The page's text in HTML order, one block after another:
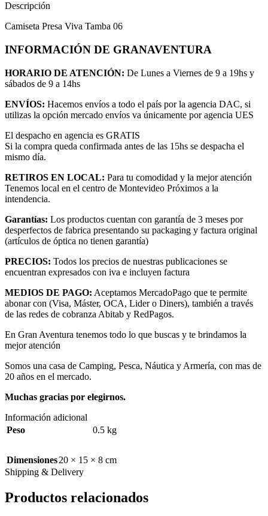
Descripción
Camiseta Presa Viva Tamba 06
INFORMACIÓN DE GRANAVENTURA
HORARIO DE ATENCIÓN: De Lunes a Viernes de 9 a 19hs y
sábados de 9 a 14hs
ENVÍOS: Hacemos envíos a todo el país por la agencia DAC, si
utilizas la opción mercado envíos va únicamente por agencia UES
El despacho en agencia es GRATIS
Si la compra queda confirmada antes de las 15hs se despacha el
mismo día.
RETIROS EN LOCAL: Para tu comodidad y la mejor atención
Tenemos local en el centro de Montevideo Próximos a la
intendencia.
Garantías: Los productos cuentan con garantía de 3 meses por
desperfectos de fabrica presentando su packaging y factura original
(artículos de óptica no tienen garantía)
PRECIOS: Todos los precios de nuestras publicaciones se
encuentran expresados con iva e incluyen factura
MEDIOS DE PAGO: Aceptamos MercadoPago que te permite
abonar con (Visa, Máster, OCA, Lider o Diners), también a través
de las redes de cobranza Abitab y RedPagos.
En Gran Aventura tenemos todo lo que buscas y te brindamos la
mejor atención
Somos una casa de Camping, Pesca, Náutica y Armería, con mas de
20 años en el mercado.
Muchas gracias por elegirnos.
Información adicional
Peso
0.5 kg
Dimensiones20 × 15 × 8 cm
Shipping & Delivery
Productos relacionados